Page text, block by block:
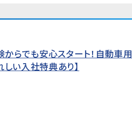
らでも安心スタート！自動車用
い入社特典あり】